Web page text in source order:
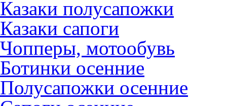
Казаки полусапожки
Казаки сапоги
Чопперы, мотообувь
Ботинки осенние
Полусапожки осенние